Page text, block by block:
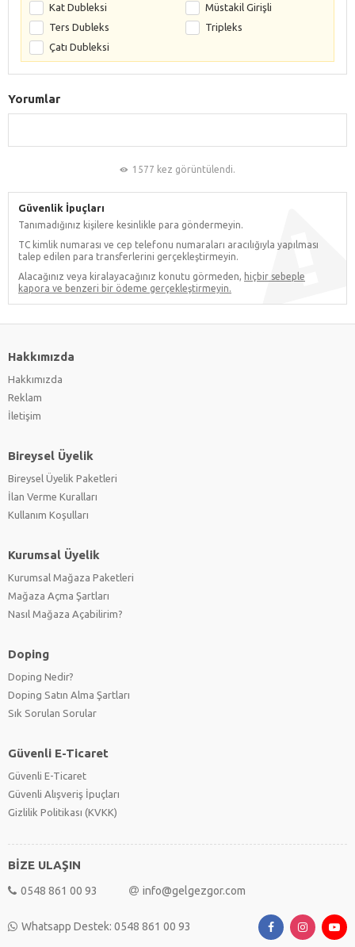
Kat Dubleksi
Müstakil Girişli
Ters Dubleks
Tripleks
Çatı Dubleksi
Yorumlar
1577 kez görüntülendi.
Güvenlik İpuçları
Tanımadığınız kişilere kesinlikle para göndermeyin.
TC kimlik numarası ve cep telefonu numaraları aracılığıyla yapılması
talep edilen para transferlerini gerçekleştirmeyin.
Alacağınız veya kiralayacağınız konutu görmeden, hiçbir sebeple
kapora ve benzeri bir ödeme gerçekleştirmeyin.
Hakkımızda
Hakkımızda
Reklam
İletişim
Bireysel Üyelik
Bireysel Üyelik Paketleri
İlan Verme Kuralları
Kullanım Koşulları
Kurumsal Üyelik
Kurumsal Mağaza Paketleri
Mağaza Açma Şartları
Nasıl Mağaza Açabilirim?
Doping
Doping Nedir?
Doping Satın Alma Şartları
Sık Sorulan Sorular
Güvenli E-Ticaret
Güvenli E-Ticaret
Güvenli Alışveriş İpuçları
Gizlilik Politikası (KVKK)
BİZE ULAŞIN
0548 861 00 93 info@gelgezgor.com
Whatsapp Destek: 0548 861 00 93